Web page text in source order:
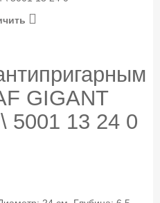
GIGANT
5001 13 24 0